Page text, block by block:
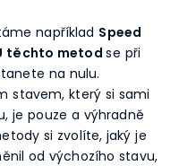
například Speed
těchto metodse při
na nulu.
stavem, který si sami
je pouze a výhradně
si zvolíte, jaký je
od výchozího stavu,